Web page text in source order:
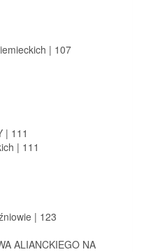
| 107
| 111
| 111
| 123
ALIANCKIEGO NA